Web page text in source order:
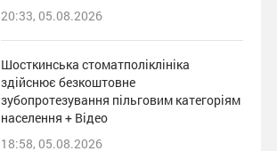
20:33, 05.08.2026
Шосткинська стоматполіклініка
здійснює безкоштовне
зубопротезування пільговим категоріям
населення + Відео
18:58, 05.08.2026